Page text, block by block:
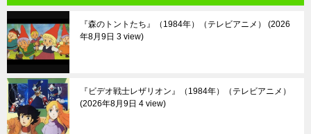
『森のトントたち』（1984年）（テレビアニメ）
2026
年8月9日 3 view
『ビデオ戦士レザリオン』（1984年）（テレビアニメ）
2026年8月9日 4 view